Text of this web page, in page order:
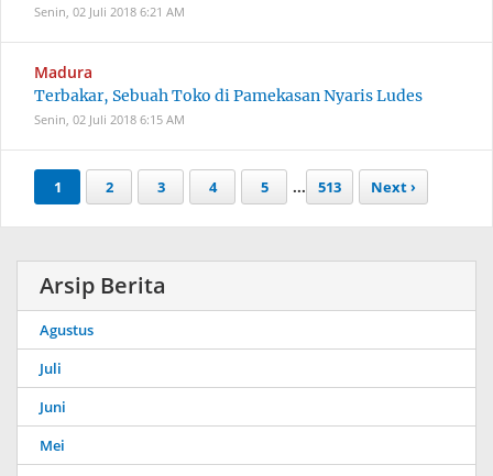
Senin, 02 Juli 2018 6:21 AM
Madura
Terbakar, Sebuah Toko di Pamekasan Nyaris Ludes
Senin, 02 Juli 2018 6:15 AM
1 2 3 4 5 ... 513 Next ›
Arsip Berita
Agustus
Juli
Juni
Mei